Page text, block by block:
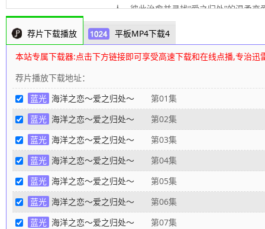
人，彼此治愈并寻找“爱之归处”的温柔恋
辑整理
荐片下载播放 平板MP4下载4
本站专属下载器:点击下方链接即可享受高速下载和在线点播,专治迅
荐片播放下载地址：
蓝光 海洋之恋～爱之归处～ 第01集
蓝光 海洋之恋～爱之归处～ 第02集
蓝光 海洋之恋～爱之归处～ 第03集
蓝光 海洋之恋～爱之归处～ 第04集
蓝光 海洋之恋～爱之归处～ 第05集
蓝光 海洋之恋～爱之归处～ 第06集
蓝光 海洋之恋～爱之归处～ 第07集